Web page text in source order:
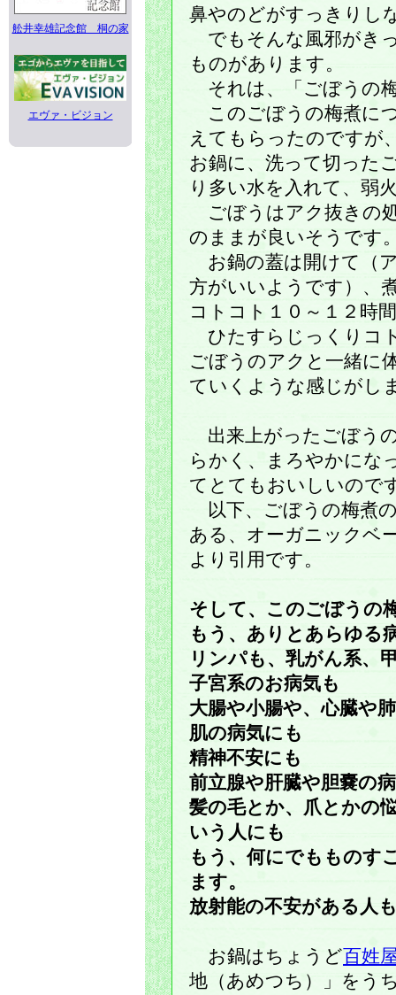
舩井幸雄記念館 桐の家
エヴァ・ビジョン
鼻やのどがすっきりし
でもそんな風邪がき
ものがあります。
それは、「ごぼうの
このごぼうの梅煮に
えてもらったのですが
お鍋に、洗って切った
り多い水を入れて、弱
ごぼうはアク抜きの
のままが良いそうです
お鍋の蓋は開けて（
方がいいようです）、
コトコト１０～１２時
ひたすらじっくりコ
ごぼうのアクと一緒に
ていくような感じがし
出来上がったごぼう
らかく、まろやかにな
てとてもおいしいので
以下、ごぼうの梅煮
ある、オーガニックベ
より引用です。
そして、このごぼうの
もう、ありとあらゆる
リンパも、乳がん系、
子宮系のお病気も
大腸や小腸や、心臓や
肌の病気にも
精神不安にも
前立腺や肝臓や胆嚢の
髪の毛とか、爪とかの
いう人にも
もう、何にでもものす
ます。
放射能の不安がある人
お鍋はちょうど百姓
地（あめつち）」をう